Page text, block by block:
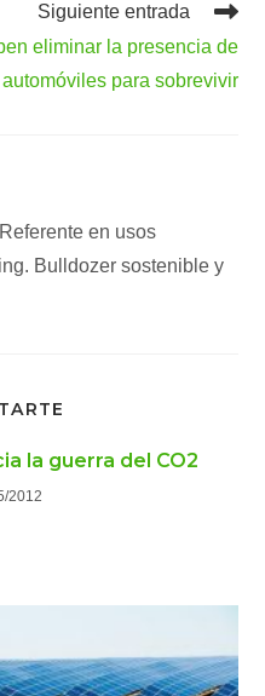
Siguiente entrada
eliminar la presencia de
automóviles para sobrevivir
en usos
Bulldozer sostenible y
la guerra del CO2
2012